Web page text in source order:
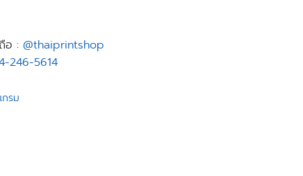
อ : @thaiprintshop
246-5614
กรม